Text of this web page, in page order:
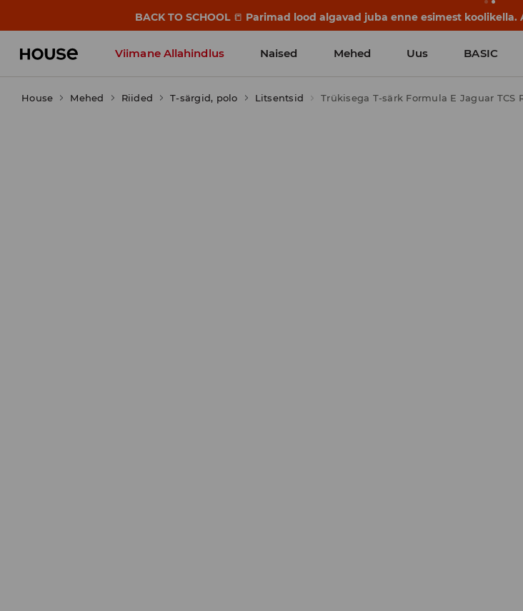
BACK TO SCHOOL 📒 Parimad lood algavad juba enne esimest
Viimane Allahindlus Naised Mehed Uus BASIC
House Mehed Riided T-särgid, polo Litsentsid Trükisega T-särk Formula E Jaguar TCS